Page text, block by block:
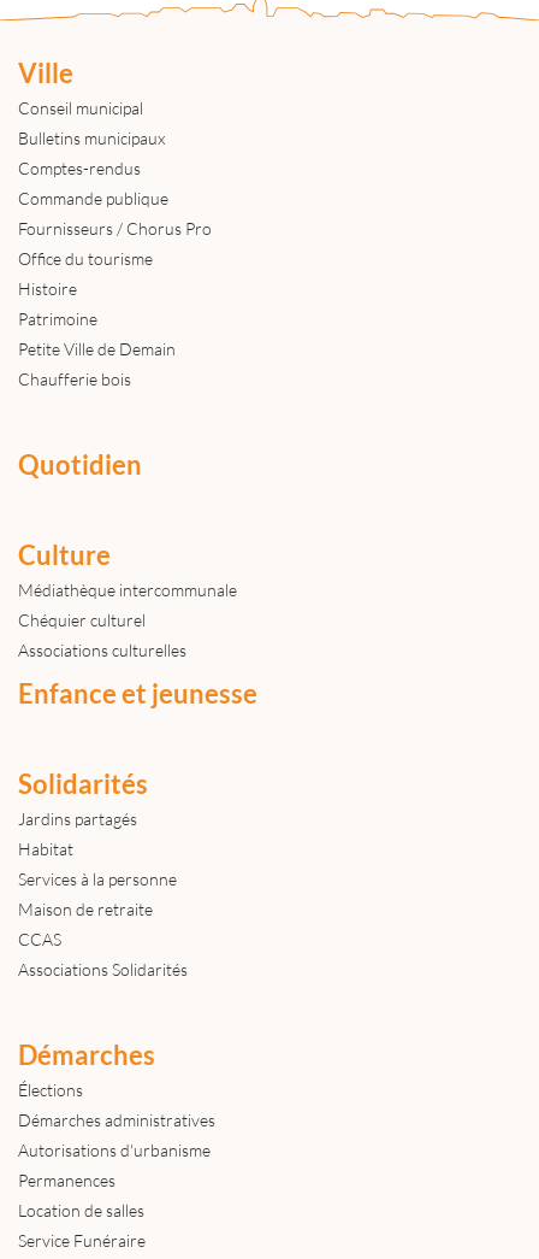
Ville
Conseil municipal
Bulletins municipaux
Comptes-rendus
Commande publique
Fournisseurs / Chorus Pro
Office du tourisme
Histoire
Patrimoine
Petite Ville de Demain
Chaufferie bois
Quotidien
Culture
Médiathèque intercommunale
Chéquier culturel
Associations culturelles
Enfance et jeunesse
Solidarités
Jardins partagés
Habitat
Services à la personne
Maison de retraite
CCAS
Associations Solidarités
Démarches
Élections
Démarches administratives
Autorisations d'urbanisme
Permanences
Location de salles
Service Funéraire